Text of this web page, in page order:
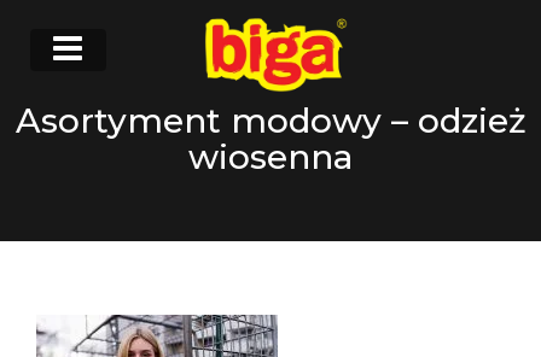
Asortyment modowy – odzież
wiosenna